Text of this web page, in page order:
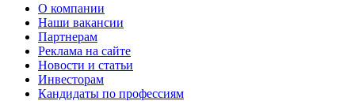
О компании
Наши вакансии
Партнерам
Реклама на сайте
Новости и статьи
Инвесторам
Кандидаты по профессиям